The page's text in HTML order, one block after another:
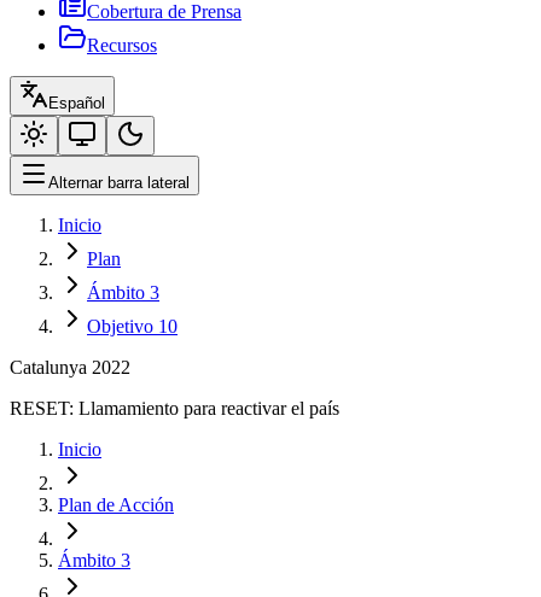
Cobertura de Prensa
Recursos
Español
Alternar barra lateral
Inicio
Plan
Ámbito 3
Objetivo 10
Catalunya 2022
RESET: Llamamiento para reactivar el país
Inicio
Plan de Acción
Ámbito 3